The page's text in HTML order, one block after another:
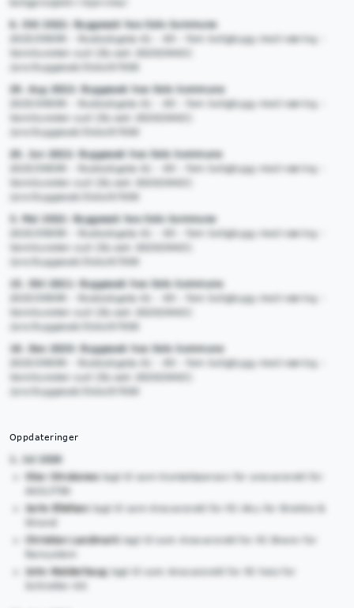
6. Okt 2022: Byggesak hos Oslo kommune
2025/09099 - Rostockgata 61 - 85 - fem boligbygg med næring -
Vannkunsten syd (DL-sak 202020463)
/pro/byggesak/Oslo/67000
29. Aug 2022: Byggesak hos Oslo kommune
2025/09099 - Rostockgata 61 - 85 - fem boligbygg med næring -
Vannkunsten syd (DL-sak 202020463)
/pro/byggesak/Oslo/67000
20. Jun 2022: Byggesak hos Oslo kommune
2025/09099 - Rostockgata 61 - 85 - fem boligbygg med næring -
Vannkunsten syd (DL-sak 202020463)
/pro/byggesak/Oslo/67000
3. Mai 2022: Byggesak hos Oslo kommune
2025/09099 - Rostockgata 61 - 85 - fem boligbygg med næring -
Vannkunsten syd (DL-sak 202020463)
/pro/byggesak/Oslo/67000
15. Okt 2021: Byggesak hos Oslo kommune
2025/09099 - Rostockgata 61 - 85 - fem boligbygg med næring -
Vannkunsten syd (DL-sak 202020463)
/pro/byggesak/Oslo/67000
18. Des 2020: Byggesak hos Oslo kommune
2025/09099 - Rostockgata 61 - 85 - fem boligbygg med næring -
Vannkunsten syd (DL-sak 202020463)
/pro/byggesak/Oslo/67000
Oppdateringer
1. Jul 2026
Olav Struksnes lagt til som Kontaktperson for ansvarsrett for
Jarle Ellefsen
lagt til som Ansvarsrett for RI Aku for Brekke &
Strand
Christian Landmark
lagt til som Ansvarsrett for RI Brann for
Rørsystem
John Walderhauglagt til som Ansvarsrett for RI heis for
Schindler AS